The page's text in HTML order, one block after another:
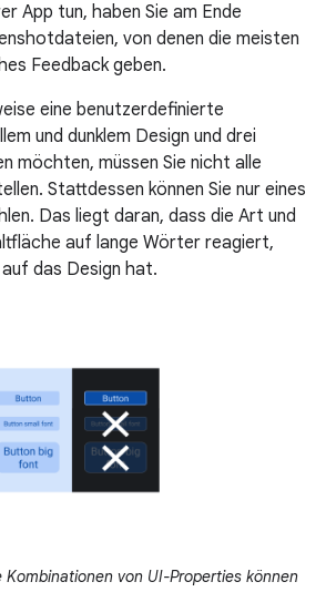
App tun, haben Sie am Ende
von denen die meisten
Feedback geben.
eine benutzerdefinierte
und dunklem Design und drei
möchten, müssen Sie nicht alle
Stattdessen können Sie nur eines
Das liegt daran, dass die Art und
auf lange Wörter reagiert,
das Design hat.
Kombinationen von UI-Properties können